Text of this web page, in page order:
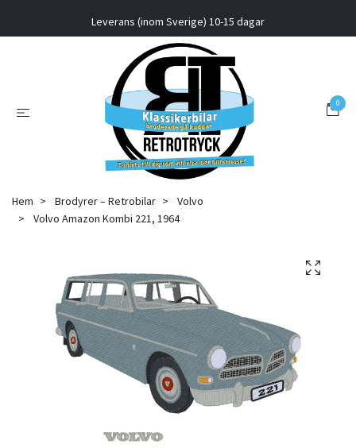
Leverans (inom Sverige) 10-15 dagar
0
Hem Brodyrer – Retrobilar
Volvo
Volvo Amazon Kombi 221, 1964